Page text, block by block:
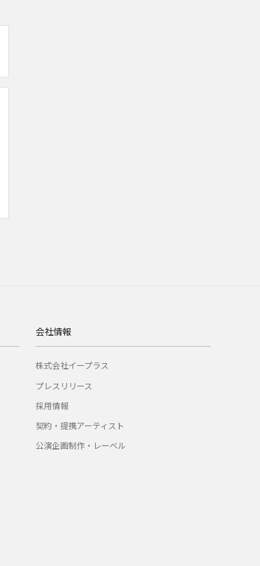
会社情報
株式会社イープラス
プレスリリース
採用情報
契約・提携アーティスト
公演企画制作・レーベル